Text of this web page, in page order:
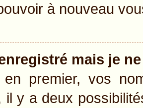
à nouveau
mais je
en premier, vos
il y a deux